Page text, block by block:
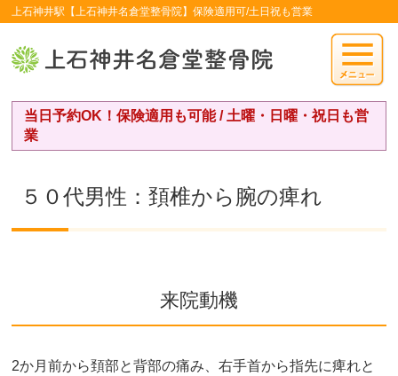
上石神井駅【上石神井名倉堂整骨院】保険適用可/土日祝も営業
当日予約OK！保険適用も可能 / 土曜・日曜・祝日も営
業
５０代男性：頚椎から腕の痺れ
来院動機
2か月前から頚部と背部の痛み、右手首から指先に痺れと